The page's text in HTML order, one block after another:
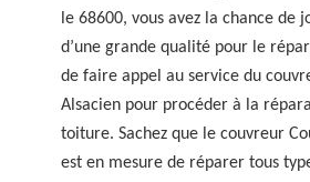
le 68600, vous avez la chance de
d’une grande qualité pour le
de faire appel au service du
Alsacien pour procéder à la
toiture. Sachez que le couvreur
est en mesure de réparer tous